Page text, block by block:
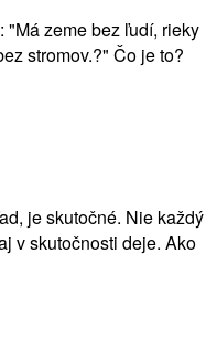
"Má zeme bez ľudí, rieky
stromov.?" Čo je to?
je skutočné. Nie každý
v skutočnosti deje. Ako